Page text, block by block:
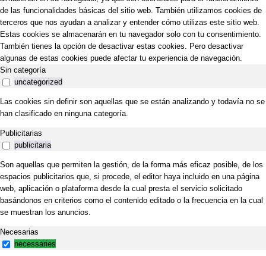
de las funcionalidades básicas del sitio web. También utilizamos cookies de
terceros que nos ayudan a analizar y entender cómo utilizas este sitio web.
Estas cookies se almacenarán en tu navegador solo con tu consentimiento.
También tienes la opción de desactivar estas cookies. Pero desactivar
algunas de estas cookies puede afectar tu experiencia de navegación.
Sin categoría
uncategorized
Las cookies sin definir son aquellas que se están analizando y todavía no se
han clasificado en ninguna categoría.
Publicitarias
publicitaria
Son aquellas que permiten la gestión, de la forma más eficaz posible, de los
espacios publicitarios que, si procede, el editor haya incluido en una página
web, aplicación o plataforma desde la cual presta el servicio solicitado
basándonos en criterios como el contenido editado o la frecuencia en la cual
se muestran los anuncios.
Necesarias
necessaries